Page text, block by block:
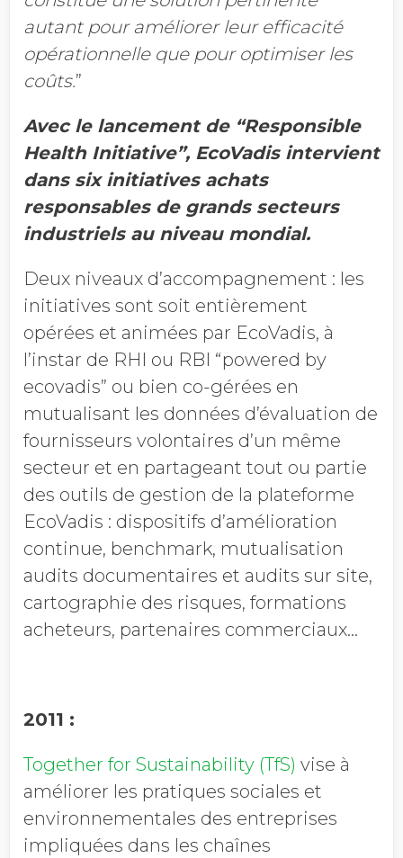
autant pour améliorer leur efficacité
opérationnelle que pour optimiser les
coûts.”
Avec le lancement de “Responsible
Health Initiative”, EcoVadis intervient
dans six initiatives achats
responsables de grands secteurs
industriels au niveau mondial.
Deux niveaux d’accompagnement : les
initiatives sont soit entièrement
opérées et animées par EcoVadis, à
l’instar de RHI ou RBI “powered by
ecovadis” ou bien co-gérées en
mutualisant les données d’évaluation de
fournisseurs volontaires d’un même
secteur et en partageant tout ou partie
des outils de gestion de la plateforme
EcoVadis : dispositifs d’amélioration
continue, benchmark, mutualisation
audits documentaires et audits sur site,
cartographie des risques, formations
acheteurs, partenaires commerciaux…
2011 :
Together for Sustainability (TfS) vise à
améliorer les pratiques sociales et
environnementales des entreprises
impliquées dans les chaînes